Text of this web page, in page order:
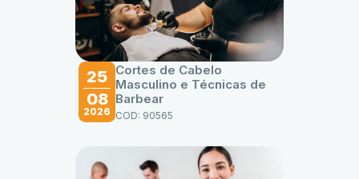
25
08
2026
Cortes de Cabelo
Masculino e Técnicas de
Barbear
COD: 90565